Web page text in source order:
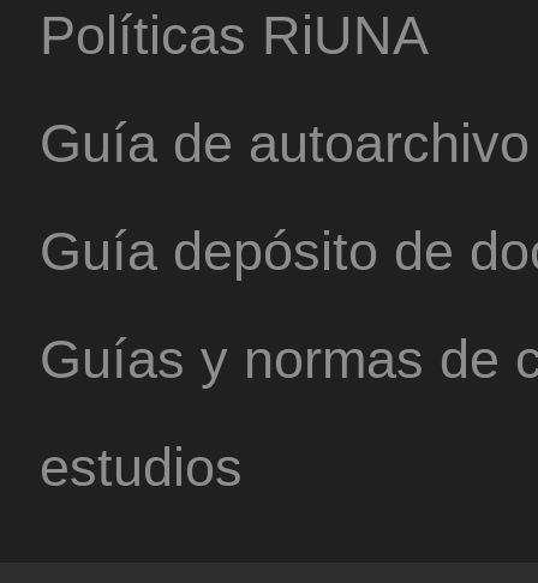
Políticas RiUNA
Guía de autoarchivo
Guía depósito de
Guías y normas de
estudios